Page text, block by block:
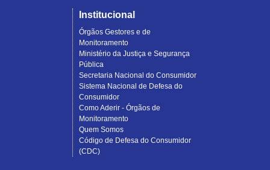
Institucional
Órgãos Gestores e de
Monitoramento
Ministério da Justiça e Segurança
Pública
Secretaria Nacional do Consumidor
Sistema Nacional de Defesa do
Consumidor
Como Aderir - Órgãos de
Monitoramento
Quem Somos
Código de Defesa do Consumidor
(CDC)